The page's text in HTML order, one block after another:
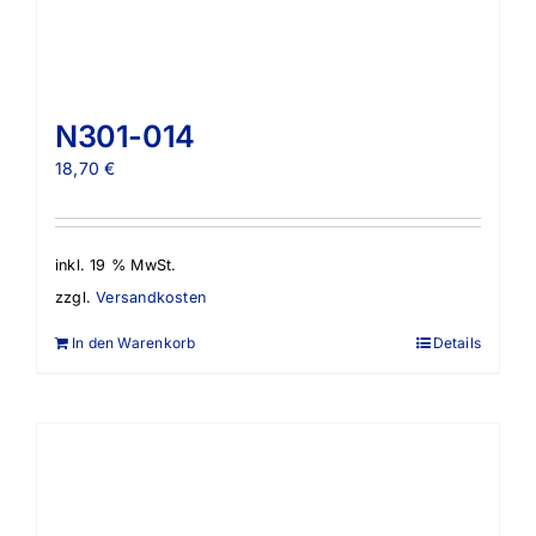
N301-014
18,70€
inkl. 19 % MwSt.
zzgl.Versandkosten
In den Warenkorb Details